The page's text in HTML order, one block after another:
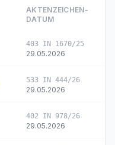
AKTENZEICHEN­
DATUM
403 IN 1670/25
29.05.2026
533 IN 444/26
29.05.2026
402 IN 978/26
29.05.2026